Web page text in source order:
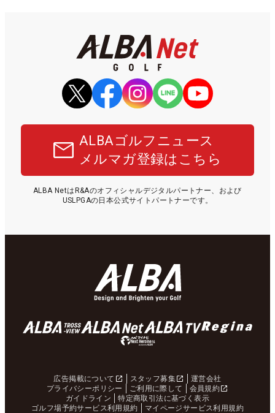
ALBAゴルフニュース
メルマガ登録はこちら
ALBA NetはR&Aのオフィシャルデジタルパートナー、および
USLPGAの日本公式サイトパートナーです。
広告掲載について スタッフ募集
運営会社
プライバシーポリシー
ご利用に際して
会員規約
ガイドライン
特定商取引法に基づく表示
ゴルフ場予約サービス利用規約
マイページサービス利用規約